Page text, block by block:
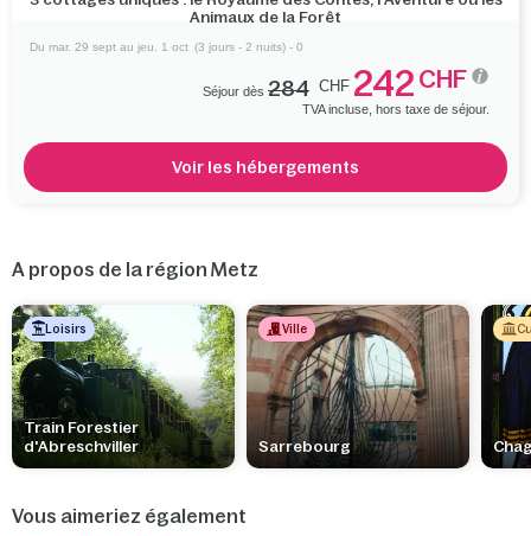
Animaux de la Forêt
Du mar. 29 sept au jeu. 1 oct (3 jours - 2 nuits) - 0
Séjour dès 284 CHF 242 CHF
TVA incluse, hors taxe de séjour.
Voir les hébergements
A propos de la région Metz
Loisirs
Train Forestier
d'Abreschviller
Ville
Sarrebourg
Vous aimeriez également